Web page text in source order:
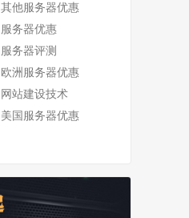
其他服务器优惠
服务器优惠
服务器评测
欧洲服务器优惠
网站建设技术
美国服务器优惠